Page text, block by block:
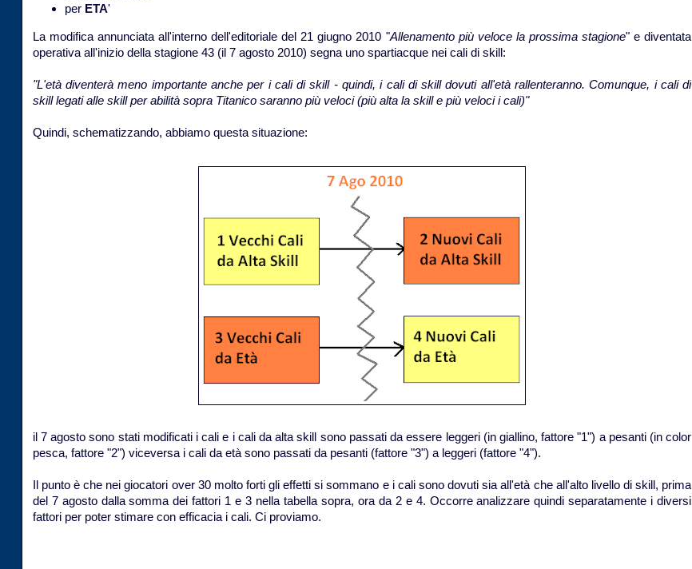
per ETA'
La modifica annunciata all'interno dell'editoriale del 21 giugno 2010 "Allenamento più veloce la prossima stagione" e diventata
operativa all'inizio della stagione 43 (il 7 agosto 2010) segna uno spartiacque nei cali di skill:
"L'età diventerà meno importante anche per i cali di skill - quindi, i cali di skill dovuti all'età rallenteranno. Comunque, i cali di
skill legati alle skill per abilità sopra Titanico saranno più veloci (più alta la skill e più veloci i cali)"
Quindi, schematizzando, abbiamo questa situazione:
il 7 agosto sono stati modificati i cali e i cali da alta skill sono passati da essere leggeri (in giallino, fattore "1") a pesanti (in color
pesca, fattore "2") viceversa i cali da età sono passati da pesanti (fattore "3") a leggeri (fattore "4").
Il punto è che nei giocatori over 30 molto forti gli effetti si sommano e i cali sono dovuti sia all'età che all'alto livello di skill, prima
del 7 agosto dalla somma dei fattori 1 e 3 nella tabella sopra, ora da 2 e 4. Occorre analizzare quindi separatamente i diversi
fattori per poter stimare con efficacia i cali. Ci proviamo.